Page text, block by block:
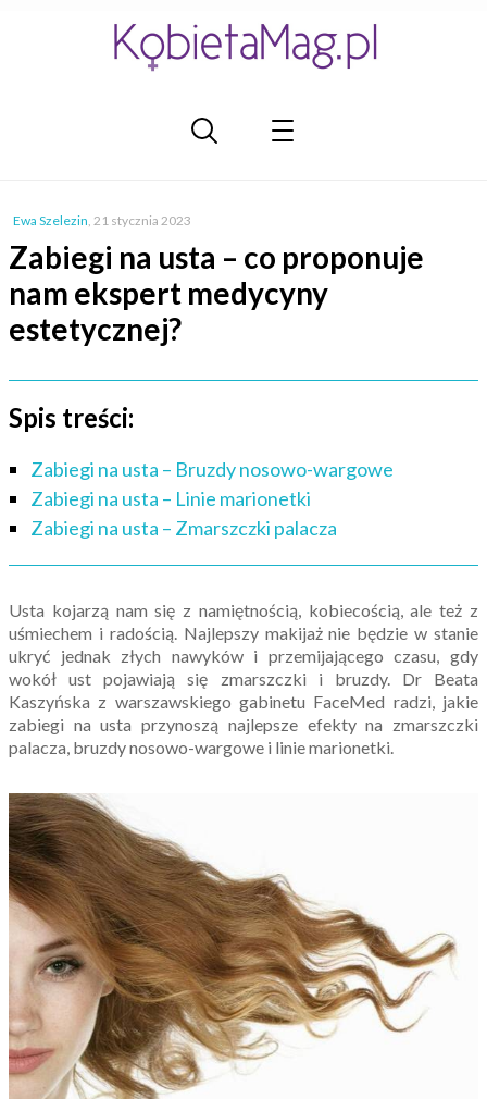
Ewa Szelezin, 21 stycznia 2023
Zabiegi na usta – co proponuje
nam ekspert medycyny
estetycznej?
Spis treści:
Zabiegi na usta – Bruzdy nosowo-wargowe
Zabiegi na usta – Linie marionetki
Zabiegi na usta – Zmarszczki palacza
Usta kojarzą nam się z namiętnością, kobiecością, ale też z
uśmiechem i radością. Najlepszy makijaż nie będzie w stanie
ukryć jednak złych nawyków i przemijającego czasu, gdy
wokół ust pojawiają się zmarszczki i bruzdy. Dr Beata
Kaszyńska z warszawskiego gabinetu FaceMed radzi, jakie
zabiegi na usta przynoszą najlepsze efekty na zmarszczki
palacza, bruzdy nosowo-wargowe i linie marionetki.